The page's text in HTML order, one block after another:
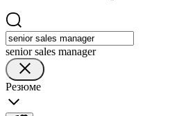
senior sales manager
Резюме